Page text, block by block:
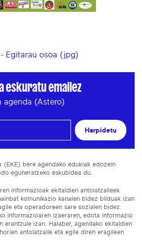
Egitarau osoa (jpg)
eskuratu emailez
agenda (Astero)
Harpidetu
(EKE) bere agendako edukiak edozein
eguneratzeko eskubidea du.
informazioak ekitaldien antolatzaileek
komunikazio kanalen bidez bilduak izan
eta operadoreen sare sozialen bidez.
informazioaren izaeraren, edota informazio
erantzule izan. Halaber, agendako ekitaldien
antolatzaile eta egile diren eragileen